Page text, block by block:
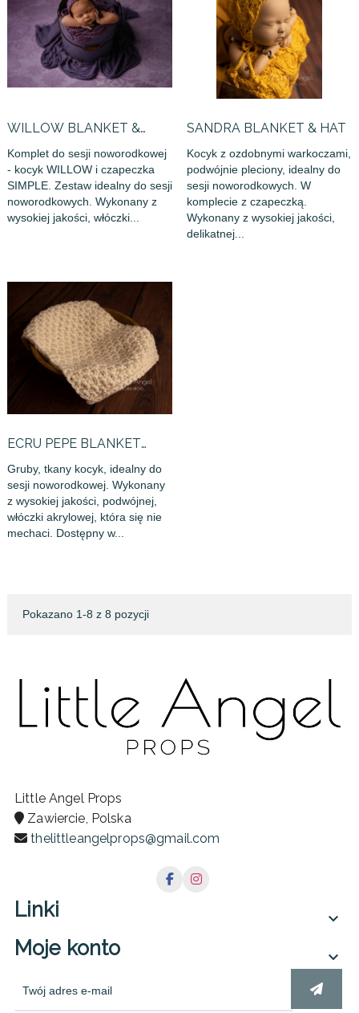
WILLOW BLANKET &
SIMPLE BONNET
Komplet do sesji noworodkowej
- kocyk WILLOW i czapeczka
SIMPLE. Zestaw idealny do sesji
noworodkowych. Wykonany z
wysokiej jakości, włóczki...
SANDRA BLANKET & HAT
Kocyk z ozdobnymi warkoczami,
podwójnie pleciony, idealny do
sesji noworodkowych. W
komplecie z czapeczką.
Wykonany z wysokiej jakości,
delikatnej...
ECRU PEPE BLANKET
(DOUBLE...
Gruby, tkany kocyk, idealny do
sesji noworodkowej. Wykonany
z wysokiej jakości, podwójnej,
włóczki akrylowej, która się nie
mechaci. Dostępny w...
Pokazano 1-8 z 8 pozycji
Little Angel Props
Zawiercie, Polska
thelittleangelprops@gmail.com
Linki 
Moje konto 